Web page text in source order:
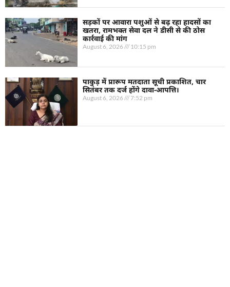
सड़कों पर आवारा पशुओं से बढ़ रहा हादसों का
खतरा, रामभक्त सेवा दल ने डीसी से की ठोस
कार्रवाई की मांग
August 6, 2026 10:15 pm
पाकुड़ में प्रारूप मतदाता सूची प्रकाशित, चार
सितंबर तक दर्ज होंगे दावा-आपत्ति।
August 6, 2026 7:52 pm